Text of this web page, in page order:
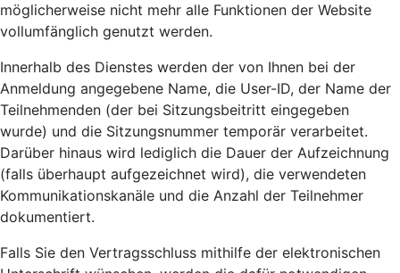
möglicherweise nicht mehr alle Funktionen der Website
vollumfänglich genutzt werden.
Innerhalb des Dienstes werden der von Ihnen bei der
Anmeldung angegebene Name, die User-ID, der Name der
Teilnehmenden (der bei Sitzungsbeitritt eingegeben
wurde) und die Sitzungsnummer temporär verarbeitet.
Darüber hinaus wird lediglich die Dauer der Aufzeichnung
(falls überhaupt aufgezeichnet wird), die verwendeten
Kommunikationskanäle und die Anzahl der Teilnehmer
dokumentiert.
Falls Sie den Vertragsschluss mithilfe der elektronischen